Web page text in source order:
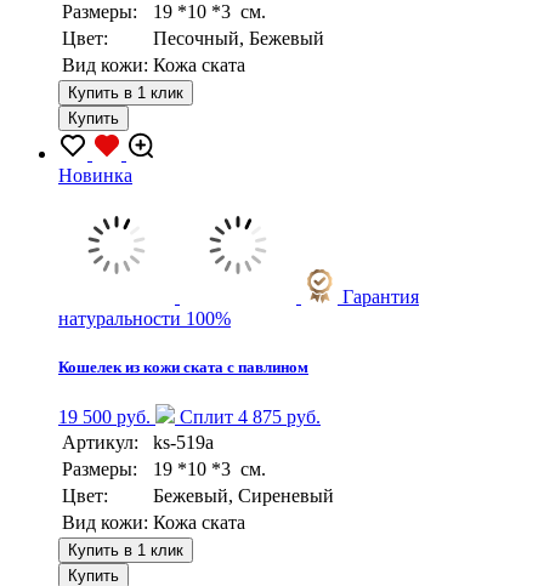
Размеры:
19 *10 *3 см.
Цвет:
Песочный, Бежевый
Вид кожи: Кожа ската
Купить в 1 клик
Купить
Новинка
Гарантия
натуральности 100%
Кошелек из кожи ската с павлином
19 500 руб.
Сплит 4 875 руб.
Артикул:
ks-519a
Размеры:
19 *10 *3 см.
Цвет:
Бежевый, Сиреневый
Вид кожи: Кожа ската
Купить в 1 клик
Купить